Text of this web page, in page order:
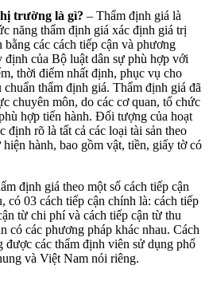
trường là gì? – Thẩm định giá là
năng thẩm định giá xác định giá trị
bằng các cách tiếp cận và phương
định của Bộ luật dân sự phù hợp với
thời điểm nhất định, phục vụ cho
thẩm định giá. Thẩm định giá đã
chuyên môn, do các cơ quan, tổ chức
hợp tiến hành. Đối tượng của hoạt
định rõ là tất cả các loại tài sản theo
hành, bao gồm vật, tiền, giấy tờ có
định giá theo một số cách tiếp cận
có 03 cách tiếp cận chính là: cách tiếp
từ chi phí và cách tiếp cận từ thu
có các phương pháp khác nhau. Cách
các thẩm định viên sử dụng phổ
và Việt Nam nói riêng.